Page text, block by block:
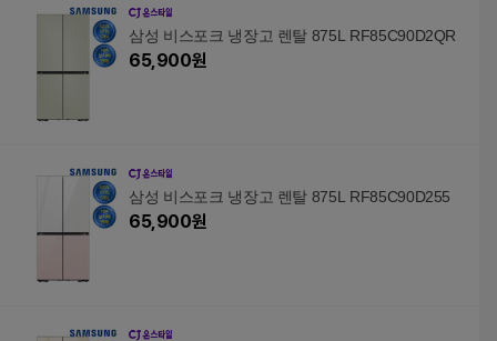
삼성 비스포크 냉장고 렌탈 875L RF85C90D2QR
65,900원
삼성 비스포크 냉장고 렌탈 875L RF85C90D255
65,900원